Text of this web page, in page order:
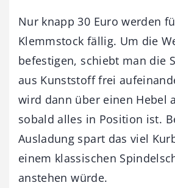
Nur knapp 30 Euro werden
Klemmstock fällig. Um die
befestigen, schiebt man die
aus Kunststoff frei
wird dann über einen Hebel
sobald alles in Position ist.
Ausladung spart das viel
einem klassischen
anstehen würde.